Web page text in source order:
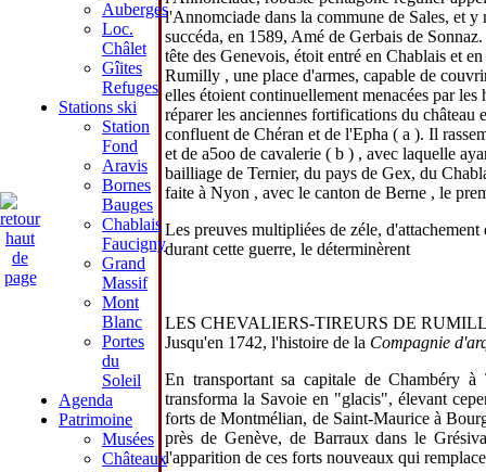
Auberges
Loc.
Châlet
Gîites
Refuges
Stations ski
Station
Fond
Aravis
Bornes
Bauges
Chablais
Faucigny
Grand
Massif
Mont
Blanc
Portes
du
Soleil
Agenda
Patrimoine
Musées
Châteaux
l'Annomciade dans la commune de Sales, et
succéda, en 1589, Amé de Gerbais de
tête des Genevois, étoit entré en Chablais et
Rumilly , une place d'armes, capable de
elles étoient continuellement menacées par
réparer les anciennes fortifications du
confluent de Chéran et de l'Epha ( a ). Il
et de a5oo de cavalerie ( b ) , avec laquelle
bailliage de Ternier, du pays de Gex, du
faite à Nyon , avec le canton de Berne , le
Les preuves multipliées de zéle,
durant cette guerre, le déterminèrent
LES CHEVALIERS-TIREURS DE
Jusqu'en 1742, l'histoire de la Compagnie
En transportant sa capitale de Chambéry
transforma la Savoie en "glacis", élevant
forts de Montmélian, de Saint-Maurice à
près de Genève, de Barraux dans le
l'apparition de ces forts nouveaux qui